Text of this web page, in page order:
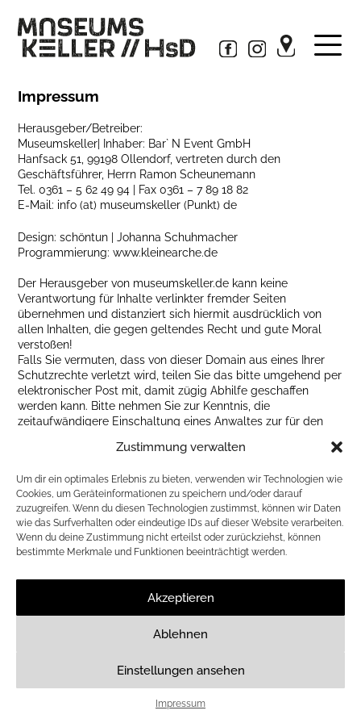
Zustimmung verwalten
Um dir ein optimales Erlebnis zu bieten, verwenden wir Technologien wie
Cookies, um Geräteinformationen zu speichern und/oder darauf
zuzugreifen. Wenn du diesen Technologien zustimmst, können wir Daten
wie das Surfverhalten oder eindeutige IDs auf dieser Website verarbeiten.
Wenn du deine Zustimmung nicht erteilst oder zurückziehst, können
bestimmte Merkmale und Funktionen beeinträchtigt werden.
Akzeptieren
Ablehnen
Einstellungen ansehen
Impressum
Impressum
Herausgeber/Betreiber:
Museumskeller| Inhaber: Bar` N Event GmbH
Hanfsack 51, 99198 Ollendorf, vertreten durch den
Geschäftsführer, Herrn Ramon Scheunemann
Tel. 0361 – 5 62 49 94 | Fax 0361 – 7 89 18 82
E-Mail: info (at) museumskeller (Punkt) de
Design: schöntun | Johanna Schuhmacher
Programmierung:www.kleinearche.de
Der Herausgeber von museumskeller.de kann keine
Verantwortung für Inhalte verlinkter fremder Seiten
übernehmen und distanziert sich hiermit ausdrücklich von
allen Inhalten, die gegen geltendes Recht und gute Moral
verstoßen!
Falls Sie vermuten, dass von dieser Domain aus eines Ihrer
Schutzrechte verletzt wird, teilen Sie das bitte umgehend per
elektronischer Post mit, damit zügig Abhilfe geschaffen
werden kann. Bitte nehmen Sie zur Kenntnis, die
zeitaufwändigere Einschaltung eines Anwaltes zur für den
nicht dessen wirklichem oder mutmaßlichem Willen.
IMPRESSUM DATENSCHUTZ